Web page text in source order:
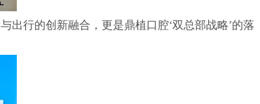
出行的创新融合，更是鼎植口腔‘双总部战略’的落